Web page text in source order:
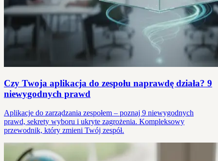
Czy Twoja aplikacja do zespołu naprawdę działa? 9
niewygodnych prawd
Aplikacje do zarządzania zespołem – poznaj 9 niewygodnych
prawd, sekrety wyboru i ukryte zagrożenia. Kompleksowy
przewodnik, który zmieni Twój zespół.